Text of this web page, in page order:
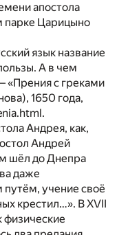
апостола
парке Царицыно
язык название
А в чем
«Прения с греками
1650 года,
Андрея, как,
Андрей
шёл до Днепра
даже
путём, учение своё
крестил…». В XVII
физические